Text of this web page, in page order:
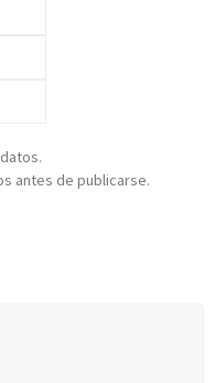
antes de publicarse.